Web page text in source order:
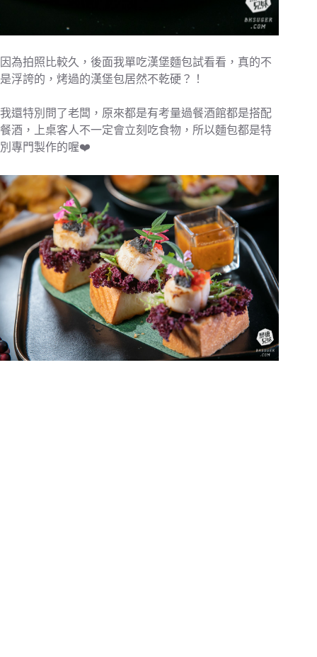
因為拍照比較久，後面我單吃漢堡麵包試看看，真的不
是浮誇的，烤過的漢堡包居然不乾硬？！
我還特別問了老闆，原來都是有考量過餐酒館都是搭配
餐酒，上桌客人不一定會立刻吃食物，所以麵包都是特
別專門製作的喔❤️